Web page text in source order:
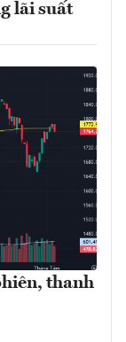
lãi suất
thanh